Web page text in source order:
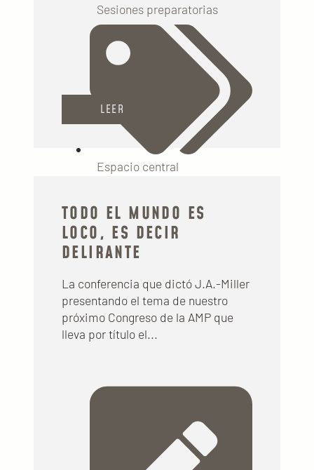
Sesiones preparatorias
Espacio central
LEER
TODO EL MUNDO ES
LOCO, ES DECIR
DELIRANTE
La conferencia que dictó J.A.-Miller
presentando el tema de nuestro
próximo Congreso de la AMP que
lleva por título el...